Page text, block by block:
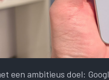
een ambitieus doel: